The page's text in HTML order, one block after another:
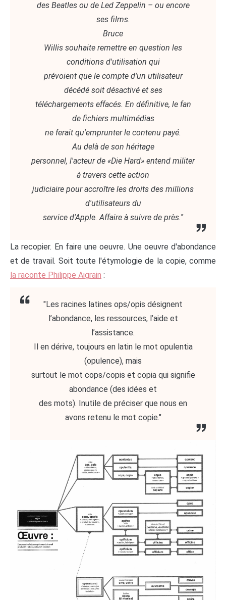
des Beatles ou de Led Zeppelin – ou encore
ses films.
Bruce
Willis souhaite remettre en question les
conditions d'utilisation qui
prévoient que le compte d'un utilisateur
décédé soit désactivé et ses
téléchargements effacés. En définitive, le fan
de fichiers multimédias
ne ferait qu'emprunter le contenu payé.
Au delà de son héritage
personnel, l'acteur de «Die Hard» entend militer
à travers cette action
judiciaire pour accroître les droits des millions
d'utilisateurs du
service d'Apple. Affaire à suivre de près."
La recopier. En faire une oeuvre. Une oeuvre d'abondance
et de travail. Soit toute l'étymologie de la copie, comme
la raconte Philippe Aigrain :
"Les racines latines ops/opis désignent
l’abondance, les ressources, l’aide et
l’assistance.
Il en dérive, toujours en latin le mot opulentia
(opulence), mais
surtout le mot cops/copis et copia qui signifie
abondance (des idées et
des mots). Inutile de préciser que nous en
avons retenu le mot copie."